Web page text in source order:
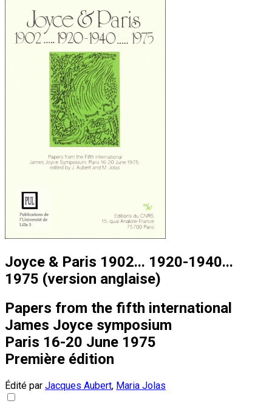
Joyce & Paris 1902... 1920-1940...
1975 (version anglaise)
Papers from the fifth international
James Joyce symposium
Paris 16-20 June 1975
Première édition
Édité par Jacques Aubert, Maria Jolas